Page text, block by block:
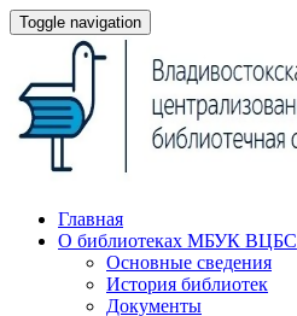
Toggle navigation
Главная
О библиотеках МБУК ВЦБС
Основные сведения
История библиотек
Документы